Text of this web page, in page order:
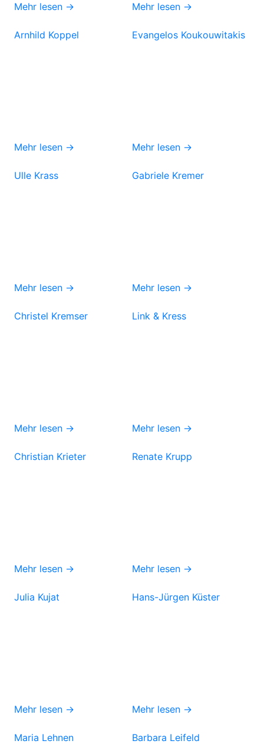
Mehr lesen → Mehr lesen →
Arnhild Koppel
Mehr lesen →
Evangelos Koukouwitakis
Mehr lesen →
Ulle Krass
Mehr lesen →
Gabriele Kremer
Mehr lesen →
Christel Kremser
Mehr lesen →
Link & Kress
Mehr lesen →
Christian Krieter
Mehr lesen →
Renate Krupp
Mehr lesen →
Julia Kujat
Mehr lesen →
Hans-Jürgen Küster
Mehr lesen →
Maria Lehnen Barbara Leifeld